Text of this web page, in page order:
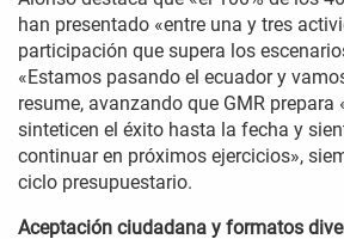
han presentado «entre una y tres
participación que supera los
«Estamos pasando el ecuador y
resume, avanzando que GMR
sinteticen el éxito hasta la fecha y
continuar en próximos ejercicios»,
ciclo presupuestario.
Aceptación ciudadana y formatos